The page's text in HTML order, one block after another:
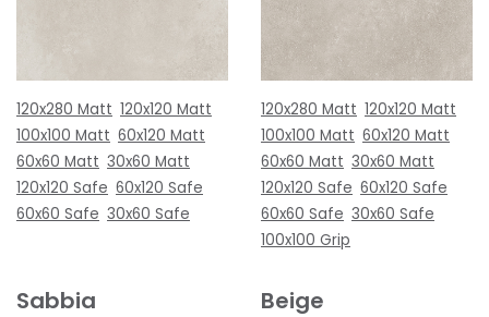
120x280 Matt 120x120 Matt
100x100 Matt 60x120 Matt
60x60 Matt 30x60 Matt
120x120 Safe 60x120 Safe
60x60 Safe 30x60 Safe
120x280 Matt 120x120 Matt
100x100 Matt 60x120 Matt
60x60 Matt 30x60 Matt
120x120 Safe 60x120 Safe
60x60 Safe 30x60 Safe
100x100 Grip
Sabbia Beige